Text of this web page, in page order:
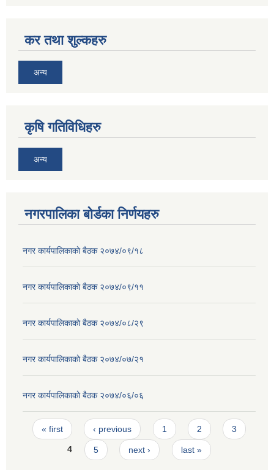
कर तथा शुल्कहरु
अन्य
कृषि गतिविधिहरु
अन्य
नगरपालिका बोर्डका निर्णयहरु
नगर कार्यपालिकाकाे बैठक २०७४/०९/१८
नगर कार्यपालिकाकाे बैठक २०७४/०९/११
नगर कार्यपालिकाकाे बैठक २०७४/०८/२९
नगर कार्यपालिकाकाे बैठक २०७४/०७/२१
नगर कार्यपालिकाकाे बैठक २०७४/०६/०६
Pages
« first ‹ previous 1 2 3
4 5 next › last »